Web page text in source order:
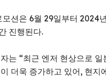
모션은 6월 29일부터 2024
진행된다.
는 “최근 엔저 현상으로 일
더욱 증가하고 있어, 현지